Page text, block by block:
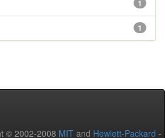
1
1
© 2002-2008 MIT and Hewlett-Packard -